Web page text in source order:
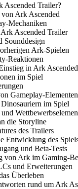
Ascended Trailer?
Ark Ascended
Mechaniken
Ascended Trailer
Sounddesign
Ark-Spielen
Reaktionen
in Ark Ascended
im Spiel
Gameplay-Elementen
im Spiel
die Storyline
des Trailers
Entwicklung des
und Beta-Tests
von Ark im Gaming-
und Erweiterungen
Überleben
rund um Ark